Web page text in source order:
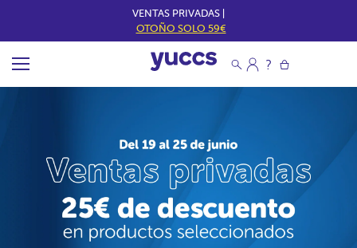
VENTAS PRIVADAS |
OTOÑO SOLO 59€